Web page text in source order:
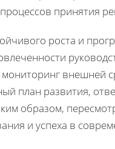
принятия
роста и
внешней
план развития,
образом,
и успеха в